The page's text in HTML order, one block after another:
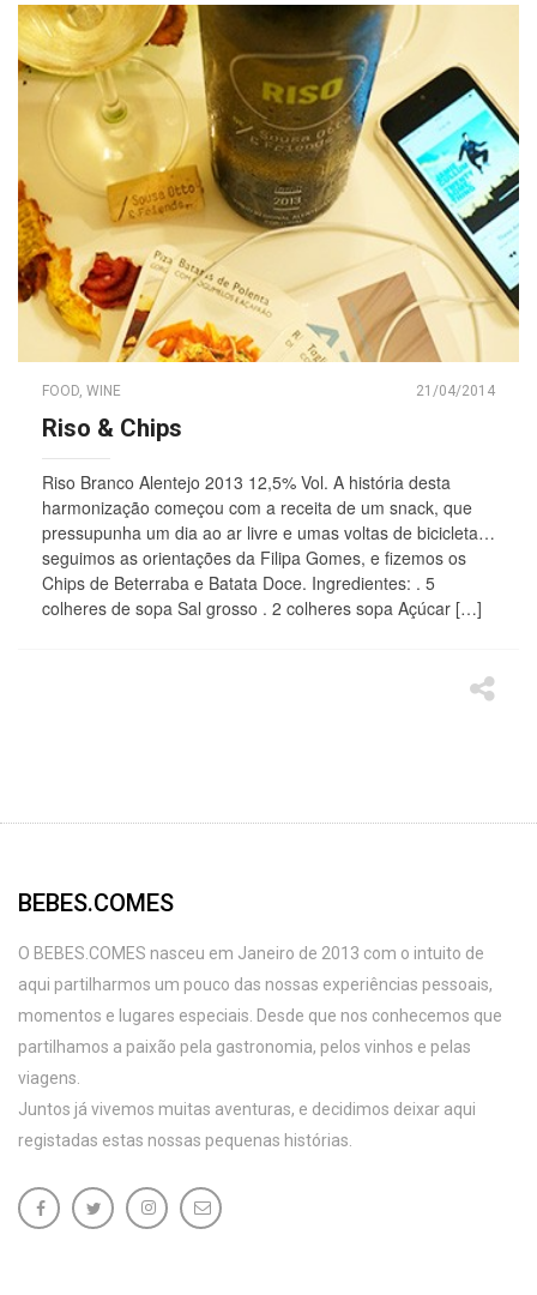
FOOD, WINE 21/04/2014
Riso & Chips
Riso Branco Alentejo 2013 12,5% Vol. A história desta
harmonização começou com a receita de um snack, que
pressupunha um dia ao ar livre e umas voltas de bicicleta…
seguimos as orientações da Filipa Gomes, e fizemos os
Chips de Beterraba e Batata Doce. Ingredientes: . 5
colheres de sopa Sal grosso . 2 colheres sopa Açúcar […]
BEBES.COMES
O BEBES.COMES nasceu em Janeiro de 2013 com o intuito de
aqui partilharmos um pouco das nossas experiências pessoais,
momentos e lugares especiais. Desde que nos conhecemos que
partilhamos a paixão pela gastronomia, pelos vinhos e pelas
viagens.
Juntos já vivemos muitas aventuras, e decidimos deixar aqui
registadas estas nossas pequenas histórias.